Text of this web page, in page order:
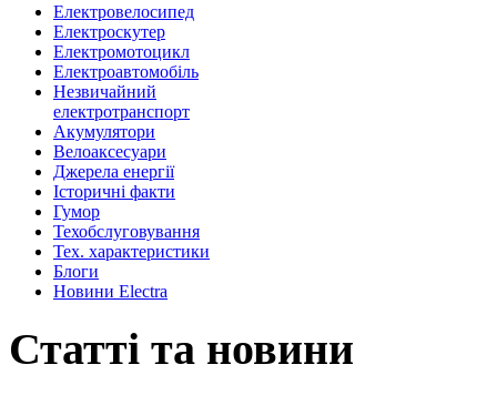
Eлектровелосипед
Eлектроскутер
Електромотоцикл
Електроавтомобіль
Незвичайний
електротранспорт
Акумулятори
Велоаксеcуари
Джерела енергії
Історичні факти
Гумор
Техобслуговування
Тех. характеристики
Блоги
Новини Electra
Статті та новини